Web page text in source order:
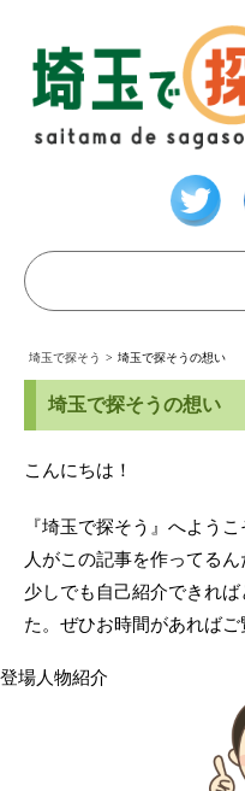
埼玉で探そう > 埼玉で探そうの想い
埼玉で探そうの想い
こんにちは！
『埼玉で探そう』へよう
人がこの記事を作ってる
少しでも自己紹介できれ
た。ぜひお時間があればご
登場人物紹介